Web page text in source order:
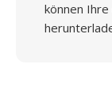
können